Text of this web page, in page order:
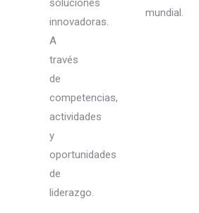
soluciones
innovadoras.
A
través
de
competencias,
actividades
y
oportunidades
de
liderazgo.
mundial.